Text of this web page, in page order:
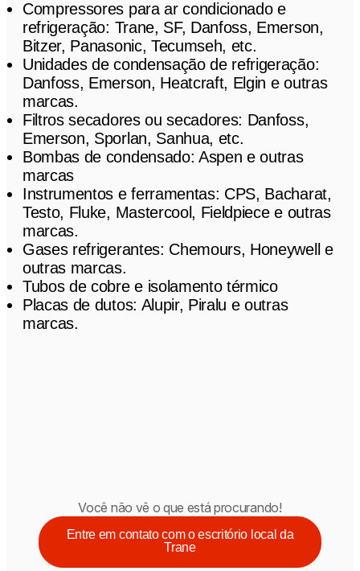
Compressores para ar condicionado e
refrigeração: Trane, SF, Danfoss, Emerson,
Bitzer, Panasonic, Tecumseh, etc.
Unidades de condensação de refrigeração:
Danfoss, Emerson, Heatcraft, Elgin e outras
marcas.
Filtros secadores ou secadores: Danfoss,
Emerson, Sporlan, Sanhua, etc.
Bombas de condensado: Aspen e outras
marcas
Instrumentos e ferramentas: CPS, Bacharat,
Testo, Fluke, Mastercool, Fieldpiece e outras
marcas.
Gases refrigerantes: Chemours, Honeywell e
outras marcas.
Tubos de cobre e isolamento térmico
Placas de dutos: Alupir, Piralu e outras
marcas.
Você não vê o que está procurando!
Entre em contato com o escritório local da
Trane